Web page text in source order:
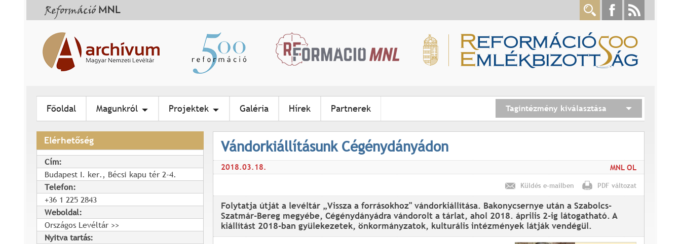
Főoldal Magunkról Projektek Galéria Hírek Partnerek Tagintézmény kiválasztása
Elérhetőség
Cím:
Budapest I. ker., Bécsi kapu tér 2-4.
Telefon:
+36 1 225 2843
Weboldal:
Országos Levéltár
Nyitva tartás:
Vándorkiállításunk Cégénydányádon
2018.03.18. MNL OL
Küldés e-mailben PDF változat
Folytatja útját a levéltár „Vissza a forrásokhoz" vándorkiállítása. Bakonycsernye után a Szabolcs-
Szatmár-Bereg megyébe, Cégénydányádra vándorolt a tárlat, ahol 2018. április 2-ig látogatható. A
kiállítást 2018-ban gyülekezetek, önkormányzatok, kulturális intézmények látják vendégül.